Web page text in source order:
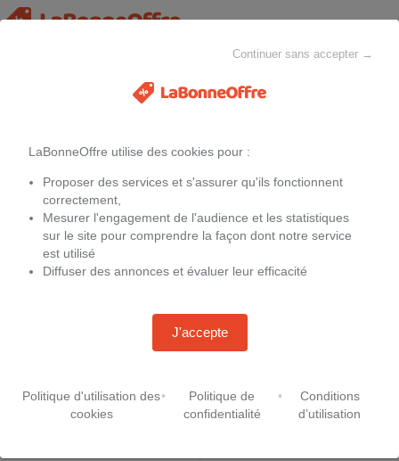
Promotions surBagage
Samsonite Trolley ESSENS 69cm
220,00 €
-15 %
Continuer sans accepter →
LaBonneOffre utilise des cookies pour :
Proposer des services et s'assurer qu'ils fonctionnent
correctement,
Mesurer l'engagement de l'audience et les statistiques
sur le site pour comprendre la façon dont notre service
est utilisé
Diffuser des annonces et évaluer leur efficacité
J'accepte
Politique d'utilisation des
cookies
•
Politique de
confidentialité
•
Conditions
d’utilisation